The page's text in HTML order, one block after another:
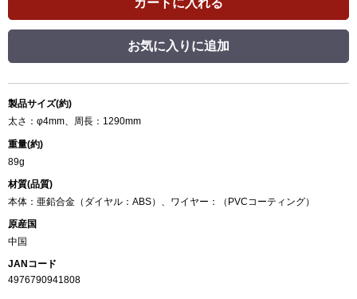
カートに入れる
お気に入りに追加
製品サイズ(約)
太さ：φ4mm、周長：1290mm
重量(約)
89g
材質(品質)
本体：亜鉛合金（ダイヤル：ABS）、ワイヤー：（PVCコーティング）
原産国
中国
JANコード
4976790941808